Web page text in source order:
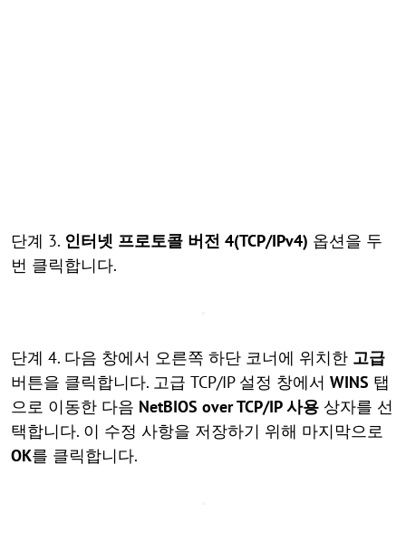
단계 3. 인터넷 프로토콜 버전 4(TCP/IPv4) 옵션을 두
번 클릭합니다.
단계 4. 다음 창에서 오른쪽 하단 코너에 위치한 고급
버튼을 클릭합니다. 고급 TCP/IP 설정 창에서 WINS 탭
으로 이동한 다음 NetBIOS over TCP/IP 사용 상자를 선
택합니다. 이 수정 사항을 저장하기 위해 마지막으로
OK를 클릭합니다.